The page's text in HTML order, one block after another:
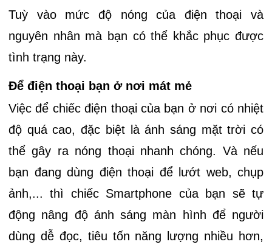
Tuỳ vào mức độ nóng của điện thoại và
nguyên nhân mà bạn có thể khắc phục được
tình trạng này.
Để điện thoại bạn ở nơi mát mẻ
Việc để chiếc điện thoại của bạn ở nơi có nhiệt
độ quá cao, đặc biệt là ánh sáng mặt trời có
thể gây ra nóng thoại nhanh chóng. Và nếu
bạn đang dùng điện thoại để lướt web, chụp
ảnh,... thì chiếc Smartphone của bạn sẽ tự
động nâng độ ánh sáng màn hình để người
dùng dễ đọc, tiêu tốn năng lượng nhiều hơn,